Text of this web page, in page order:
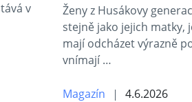
v
Ženy z Husákovy
stejně jako jejich matky,
mají odcházet výrazně
vnímají …
Magazín 4.6.2026